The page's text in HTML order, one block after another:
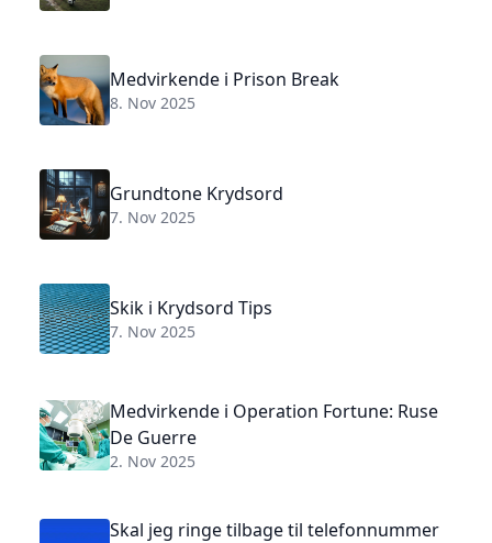
Medvirkende i Prison Break
8. Nov 2025
Grundtone Krydsord
7. Nov 2025
Skik i Krydsord Tips
7. Nov 2025
Medvirkende i Operation Fortune: Ruse
De Guerre
2. Nov 2025
Skal jeg ringe tilbage til telefonnummer